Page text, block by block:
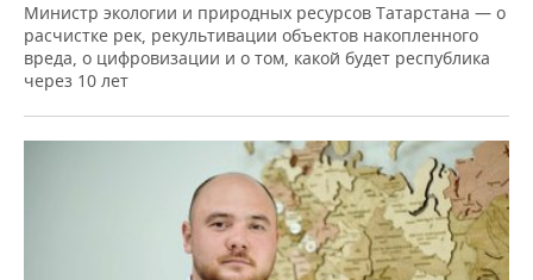
Министр экологии и природных ресурсов Татарстана — о
расчистке рек, рекультивации объектов накопленного
вреда, о цифровизации и о том, какой будет республика
через 10 лет